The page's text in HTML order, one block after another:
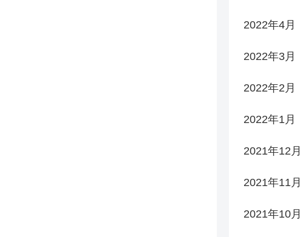
2022年4月
2022年3月
2022年2月
2022年1月
2021年12月
2021年11月
2021年10月